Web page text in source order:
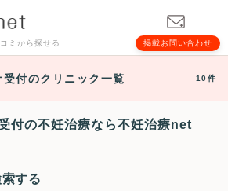
ミから探せる 掲載お問い合わせ
受付のクリニック一覧 10件
付の不妊治療なら不妊治療net
する